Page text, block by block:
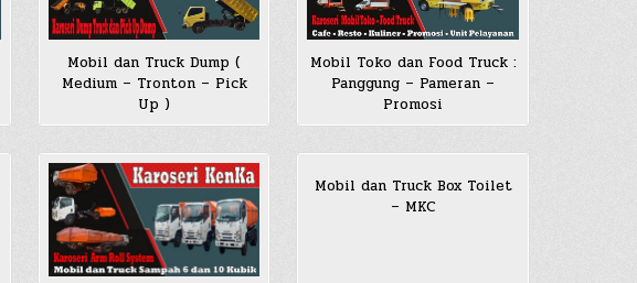
Mobil dan Truck Dump (
Medium – Tronton – Pick
Up )
Mobil Toko dan Food Truck :
Panggung – Pameran –
Promosi
Mobil dan Truck Box Toilet
– MKC